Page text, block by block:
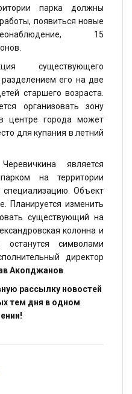
парка должны
появиться новые
15
существующего
разделением его на две
старшего возраста.
организовать зону
центре города может
для купания в летний
является
на территории
специализацию. Объект
Планируется изменить
существующий на
колонна и
символами
директор
Акопджанов.
рассылку новостей
тем дня в одном